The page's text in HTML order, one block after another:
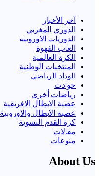
آخر الأخبار
الدوري المغربي
الدوريات الاوروبية
العاب القهوة
الكرة العالمية
المنتخبات الوطنية
الوداد الرياضي
حوادث
رياضات أخرى
عصبة الابطال الافريقية
عصبة الابطال والاوروبية
كرة القدم النسوية
مقالات
منوعات
About Us